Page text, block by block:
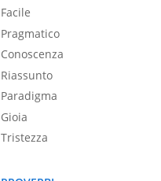
Facile
Pragmatico
Conoscenza
Riassunto
Paradigma
Gioia
Tristezza